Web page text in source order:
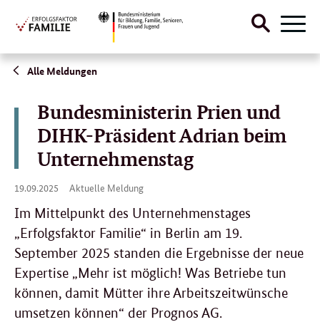
Direktlink:
Suche
Alle Meldungen
Bundesministerin Prien und
DIHK-Präsident Adrian beim
Unternehmenstag
19.09.2025
19.
2025
Aktuelle Meldung
Im Mittelpunkt des Unternehmenstages
„Erfolgsfaktor Familie“ in Berlin am 19.
September 2025 standen die Ergebnisse der neue
Expertise „Mehr ist möglich! Was Betriebe tun
können, damit Mütter ihre Arbeitszeitwünsche
umsetzen können“ der Prognos AG.